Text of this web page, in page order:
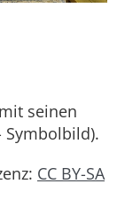
seinen
Symbolbild).
CC BY-SA